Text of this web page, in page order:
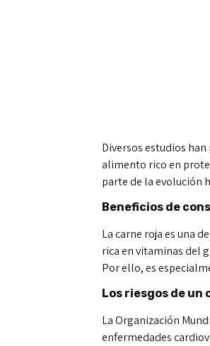
Diversos estudios
alimento rico en
parte de la evolución
Beneficios de
La carne roja es una
rica en vitaminas del
Por ello, es
Los riesgos de un
La Organización
enfermedades